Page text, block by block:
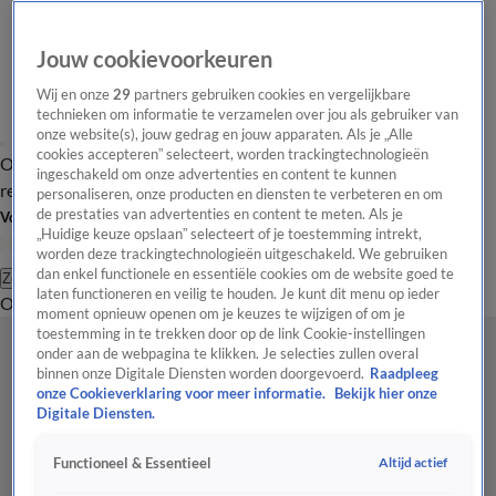
Overzicht Laatste nieuws Regionieuws Het beste van Hart
Tip de
redactie
Volg Hart van Nederland
Zoeken
OverzichtRegioUitzendingenWeerTip de redactiePanelVideo's
Jouw cookievoorkeuren
Wij en onze29 partners gebruiken cookies en vergelijkbare
technieken om informatie te verzamelen over jou als gebruiker van
onze website(s), jouw gedrag en jouw apparaten. Als je „Alle
cookies accepteren” selecteert, worden trackingtechnologieën
ingeschakeld om onze advertenties en content te kunnen
personaliseren, onze producten en diensten te verbeteren en om
de prestaties van advertenties en content te meten. Als je
„Huidige keuze opslaan” selecteert of je toestemming intrekt,
worden deze trackingtechnologieën uitgeschakeld. We gebruiken
dan enkel functionele en essentiële cookies om de website goed te
laten functioneren en veilig te houden. Je kunt dit menu op ieder
moment opnieuw openen om je keuzes te wijzigen of om je
toestemming in te trekken door op de link Cookie-instellingen
onder aan de webpagina te klikken. Je selecties zullen overal
binnen onze Digitale Diensten worden doorgevoerd. Raadpleeg
onze Cookieverklaring voor meer informatie.
Bekijk hier onze
Digitale Diensten.
Functioneel & Essentieel Altijd actief